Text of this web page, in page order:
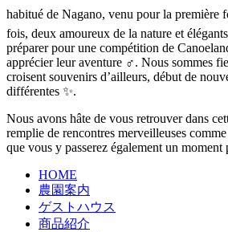
habitué de Nagano, venu pour la première
fois, deux amoureux de la nature et
préparer pour une compétition de
apprécier leur aventure ‍♂️️. Nous sommes
croisent souvenirs d’ailleurs, début de
différentes ✨.
Nous avons hâte de vous retrouver dans
remplie de rencontres merveilleuses
que vous y passerez également un
HOME
農園案内
ゲストハウス
商品紹介